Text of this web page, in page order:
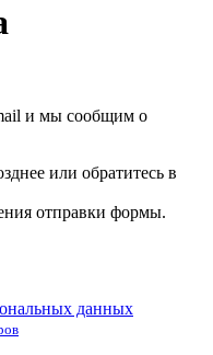
и мы сообщим о
или обратитесь в
отправки формы.
данных